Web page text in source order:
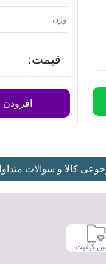
وزن
قیمت:
کالا و سوالات
کیفیت